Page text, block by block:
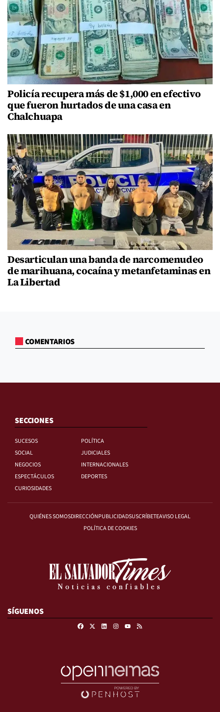
Policía recupera más de $1,000 en efectivo
que fueron hurtados de una casa en
Chalchuapa
Desarticulan una banda de narcomenudeo
de marihuana, cocaína y metanfetaminas en
La Libertad
COMENTARIOS
SECCIONES
SUCESOS
POLÍTICA
SOCIAL
JUDICIALES
NEGOCIOS
INTERNACIONALES
ESPECTÁCULOS
DEPORTES
CURIOSIDADES
QUIÉNES SOMOSDIRECCIÓNPUBLICIDADSUSCRÍBETEAVISO LEGAL
POLÍTICA DE COOKIES
SÍGUENOS
FacebookLinkedinInstagram